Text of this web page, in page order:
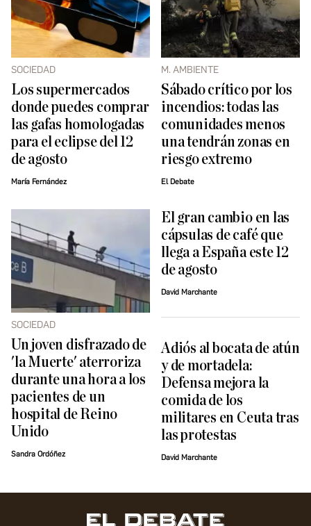
SOCIEDAD
Los supermercados
donde puedes comprar
las gafas homologadas
para el eclipse del 12
de agosto
María Fernández
M. AMBIENTE
Sábado crítico por los
incendios: todas las
comunidades menos
una tendrán zonas en
riesgo extremo
El Debate
SOCIEDAD
Un joven disfrazado de
'la Muerte' aterroriza
durante una hora a los
pacientes de un
hospital de Reino
Unido
Sandra Ordóñez
El gran cambio en las
cápsulas de café que
llega a España este 12
de agosto
David Marchante
Adiós al bocata de atún
y de mortadela:
Defensa mejora la
comida de los
militares en Ceuta tras
las protestas
David Marchante